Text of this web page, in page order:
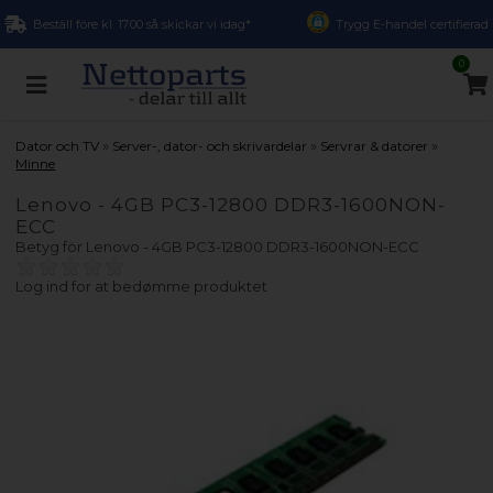
Beställ före kl. 17.00 så skickar vi idag* Trygg E-handel certifierad
0
Dator och TV » Server-, dator- och skrivardelar » Servrar & datorer »
Minne
Lenovo - 4GB PC3-12800 DDR3-1600NON-
ECC
Betyg för Lenovo - 4GB PC3-12800 DDR3-1600NON-ECC
Log ind for at bedømme produktet